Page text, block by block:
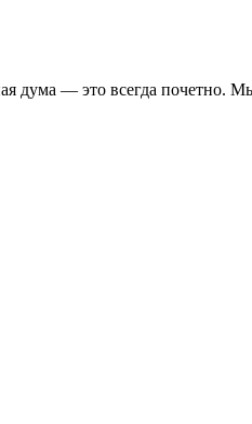
дума — это всегда